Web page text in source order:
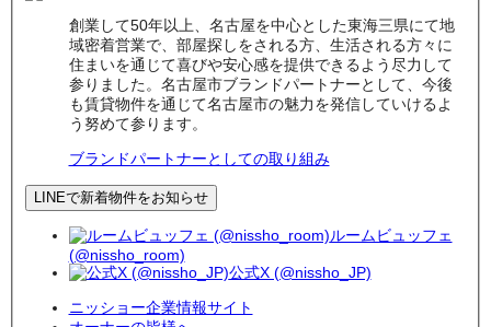
創業して50年以上、名古屋を中心とした東海三県にて地
域密着営業で、部屋探しをされる方、生活される方々に
住まいを通じて喜びや安心感を提供できるよう尽力して
参りました。名古屋市ブランドパートナーとして、今後
も賃貸物件を通じて名古屋市の魅力を発信していけるよ
う努めて参ります。
ブランドパートナーとしての取り組み
LINEで新着物件をお知らせ
ルームビュッフェ
(@nissho_room)
公式X (@nissho_JP)
ニッショー企業情報サイト